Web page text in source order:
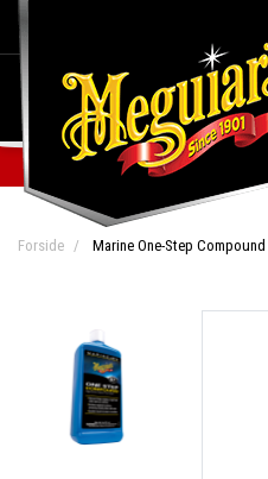
Forside Marine One-Step Compound